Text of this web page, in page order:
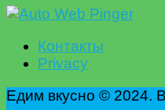
Контакты
Privacy
Едим вкусно © 2024.